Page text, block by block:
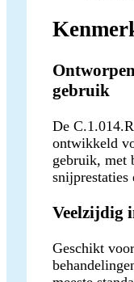
gebruik
De
ontwikkeld
gebruik, met
snijprestaties
Veelzijdig
Geschikt